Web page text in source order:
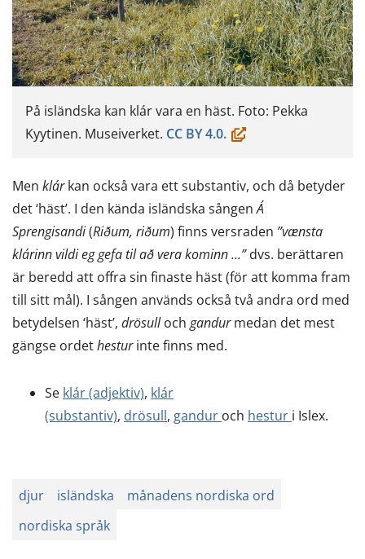
På isländska kan klár vara en häst. Foto: Pekka
Kyytinen. Museiverket. CC BY 4.0.(öppnas
ett
fönster,
flyttar
till
Men klárkan också vara ett substantiv, och då betyder
det ‘häst’. I den kända isländska sångenÁ
Sprengisandi(Riðum, riðum) finns versraden ”vænsta
klárinn vildi eg gefa til að vera kominn …”dvs. berättaren
är beredd att offra sin finaste häst (för att komma fram
till sitt mål). I sången används också två andra ord med
betydelsen ‘häst’, drösulloch gandurmedan det mest
gängse ordethesturinte finns med.
Se klár (adjektiv), klár
(substantiv), drösull, gandur och hestur i Islex.
djur isländska
månadens nordiska ord
nordiska språk